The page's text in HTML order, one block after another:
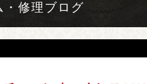
・修理ブログ